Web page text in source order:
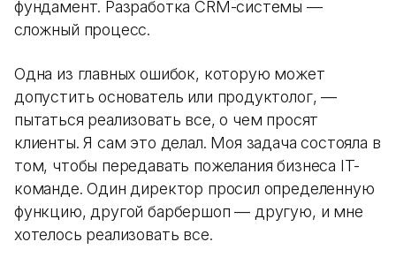
фундамент. Разработка CRM-системы —
сложный процесс.
Одна из главных ошибок, которую может
допустить основатель или продуктолог, —
пытаться реализовать все, о чем просят
клиенты. Я сам это делал. Моя задача состояла в
том, чтобы передавать пожелания бизнеса IT-
команде. Один директор просил определенную
функцию, другой барбершоп — другую, и мне
хотелось реализовать все.